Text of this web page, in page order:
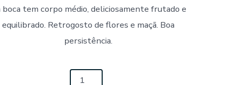
boca tem corpo médio, deliciosamente frutado e
equilibrado. Retrogosto de flores e maçã. Boa
persistência.